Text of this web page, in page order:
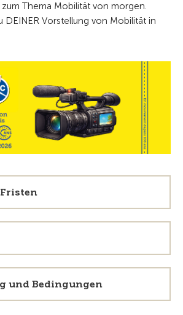
Thema Mobilität von morgen.
DEINER Vorstellung von Mobilität in
und Bedingungen